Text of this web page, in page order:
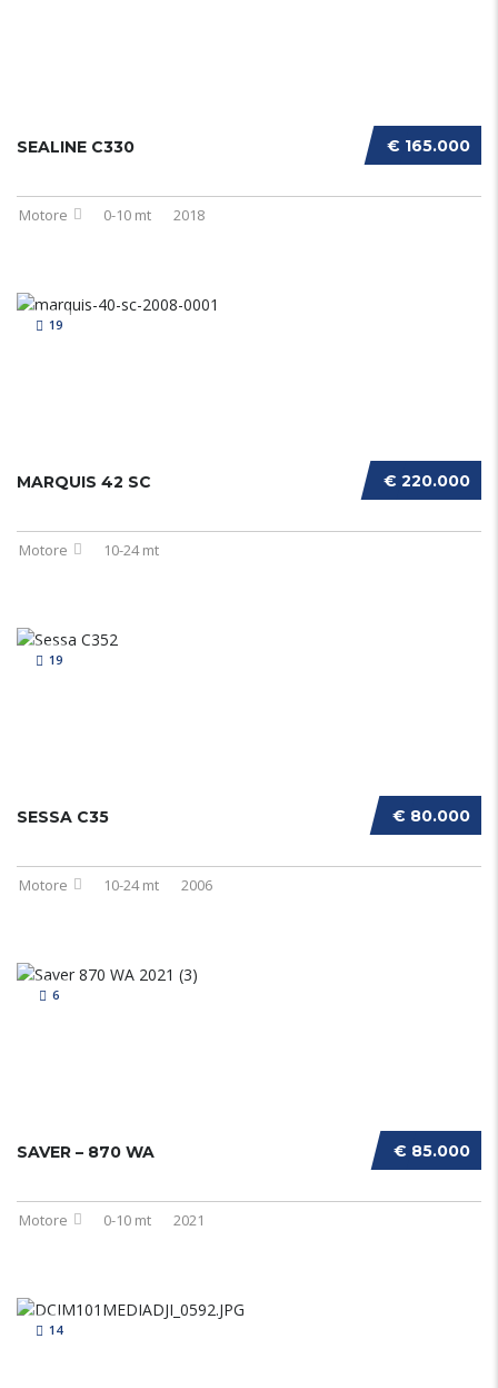
€ 165.000
SEALINE C330
Motore 0-10 mt 2018
19
€ 220.000
MARQUIS 42 SC
Motore 10-24 mt
19
€ 80.000
SESSA C35
Motore 10-24 mt 2006
6
€ 85.000
SAVER – 870 WA
Motore 0-10 mt 2021
14